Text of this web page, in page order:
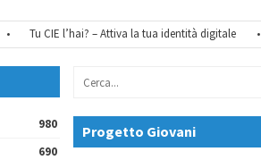
Tu CIE l’hai? – Attiva la tua identità digitale
980
690
Progetto Giovani